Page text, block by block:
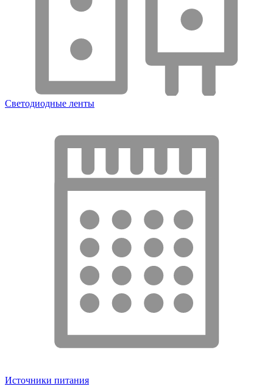
Светодиодные ленты
Источники питания